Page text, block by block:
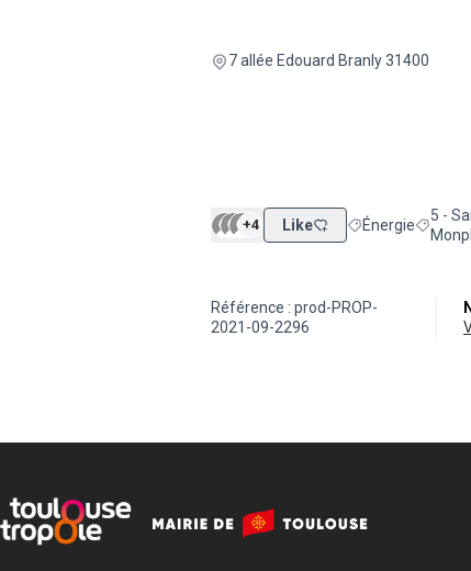
7 allée Edouard Branly 31400
+4 Like Filtrer les
ÉnergieFiltrer
5 -
Référence : prod-PROP-
2021-09-2296